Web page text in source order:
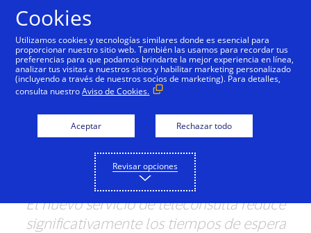
NOTAS DE PRENSA
Visa lanza Visa Médico
Online para viajeros de
América Latina y el
Caribe
El nuevo servicio de teleconsulta reduce
significativamente los tiempos de espera
Cookies
Utilizamos cookies y tecnologías similares donde es esencial para
proporcionar nuestro sitio web. También las usamos para recordar tus
preferencias para que podamos brindarte la mejor experiencia en línea,
analizar tus visitas a nuestros sitios y habilitar marketing personalizado
(incluyendo a través de nuestros socios de marketing). Para detalles,
consulta nuestroAviso de Cookies.
Aceptar Rechazar todo
Revisar opciones